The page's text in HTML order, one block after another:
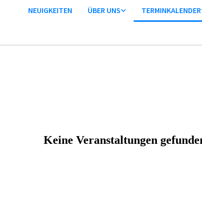
NEUIGKEITEN ÜBER UNS TERMINKALENDER